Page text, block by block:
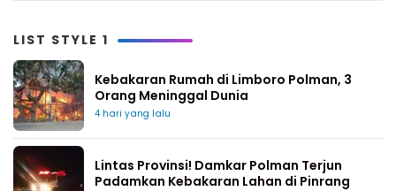
LIST STYLE 1
Kebakaran Rumah di Limboro Polman, 3
Orang Meninggal Dunia
4 hari yang lalu
Lintas Provinsi! Damkar Polman Terjun
Padamkan Kebakaran Lahan di Pinrang